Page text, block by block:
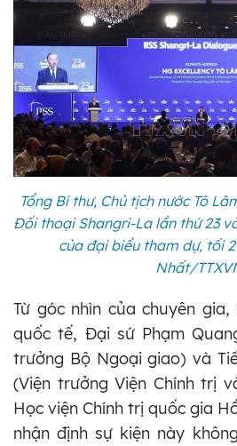
Tổng Bí thư, Chủ tịch nước Tô
Đối thoại Shangri-La lần thứ 23
của đại biểu tham dự, tối
Nhất/
Từ góc nhìn của chuyên
quốc tế, Đại sứ Phạm
trưởng Bộ Ngoại giao) và
(Viện trưởng Viện Chính trị
Học viện Chính trị quốc gia
nhận định sự kiện này